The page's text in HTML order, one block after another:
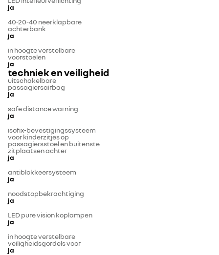
ja
40-20-40 neerklapbare
achterbank
ja
in hoogte verstelbare
voorstoelen
ja
techniek en veiligheid
uitschakelbare
passagiersairbag
ja
safe distance warning
ja
isofix-bevestigingssysteem
voor kinderzitjes op
passagiersstoel en buitenste
zitplaatsen achter
ja
antiblokkeersysteem
ja
noodstopbekrachtiging
ja
LED pure vision koplampen
ja
in hoogte verstelbare
veiligheidsgordels voor
ja